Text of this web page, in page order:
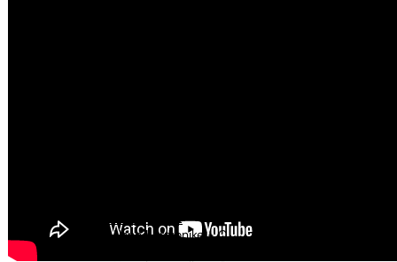
USNE HARMONIKE
Usne harmonike - C